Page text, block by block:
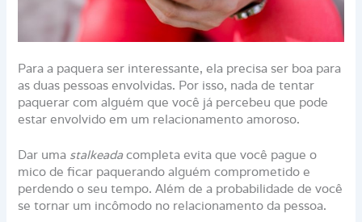
Para a paquera ser interessante, ela precisa ser boa para
as duas pessoas envolvidas. Por isso, nada de tentar
paquerar com alguém que você já percebeu que pode
estar envolvido em um relacionamento amoroso.
Dar uma stalkeadacompleta evita que você pague o
mico de ficar paquerando alguém comprometido e
perdendo o seu tempo. Além de a probabilidade de você
se tornar um incômodo no relacionamento da pessoa.